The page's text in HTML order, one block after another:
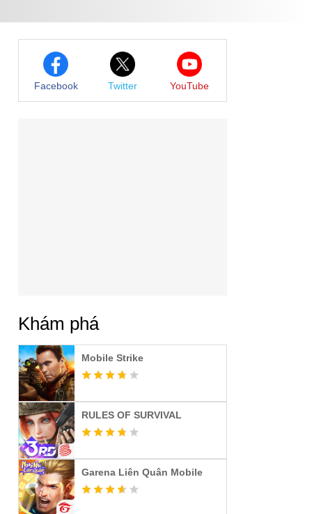
Facebook Twitter YouTube
Khám phá
Mobile Strike
RULES OF SURVIVAL
Garena Liên Quân Mobile